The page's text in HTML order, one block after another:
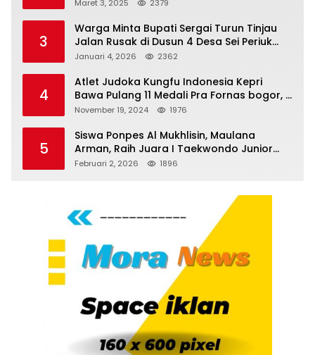
Tanjungpinang
Maret 3, 2025 2379
3
Warga Minta Bupati Sergai Turun Tinjau
Jalan Rusak di Dusun 4 Desa Sei Periuk
Serdang Bedagai
Januari 4, 2026 2362
4
Atlet Judoka Kungfu Indonesia Kepri
Bawa Pulang 11 Medali Pra Fornas bogor, 3
Emas dan 8 Perunggu.
November 19, 2024 1976
5
Siswa Ponpes Al Mukhlisin, Maulana
Arman, Raih Juara I Taekwondo Junior
Putra di Riau National Championship 2026
Februari 2, 2026 1896